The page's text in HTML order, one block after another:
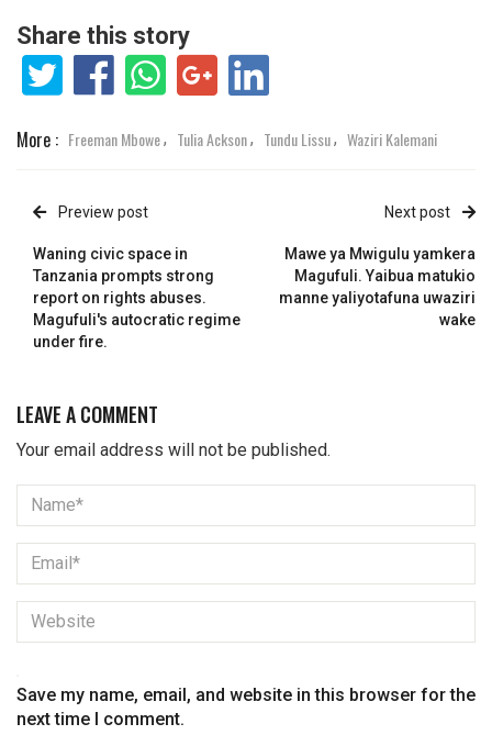
Share this story
More : Freeman Mbowe, Tulia Ackson, Tundu Lissu, Waziri Kalemani
Preview post
Waning civic space in
Tanzania prompts strong
report on rights abuses.
Magufuli's autocratic regime
under fire.
Next post
Mawe ya Mwigulu yamkera
Magufuli. Yaibua matukio
manne yaliyotafuna uwaziri
wake
LEAVE A COMMENT
Your email address will not be published.
Save my name, email, and website in this browser for the
next time I comment.